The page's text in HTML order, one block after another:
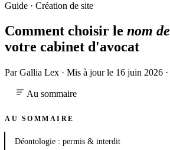
Guide · Création de site
Comment choisir le nom de
votre cabinet d'avocat
Par Gallia Lex · Mis à jour le 16 juin 2026 ·
Au sommaire
AU SOMMAIRE
Déontologie : permis & interdit